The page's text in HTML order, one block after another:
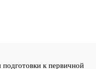
к первичной